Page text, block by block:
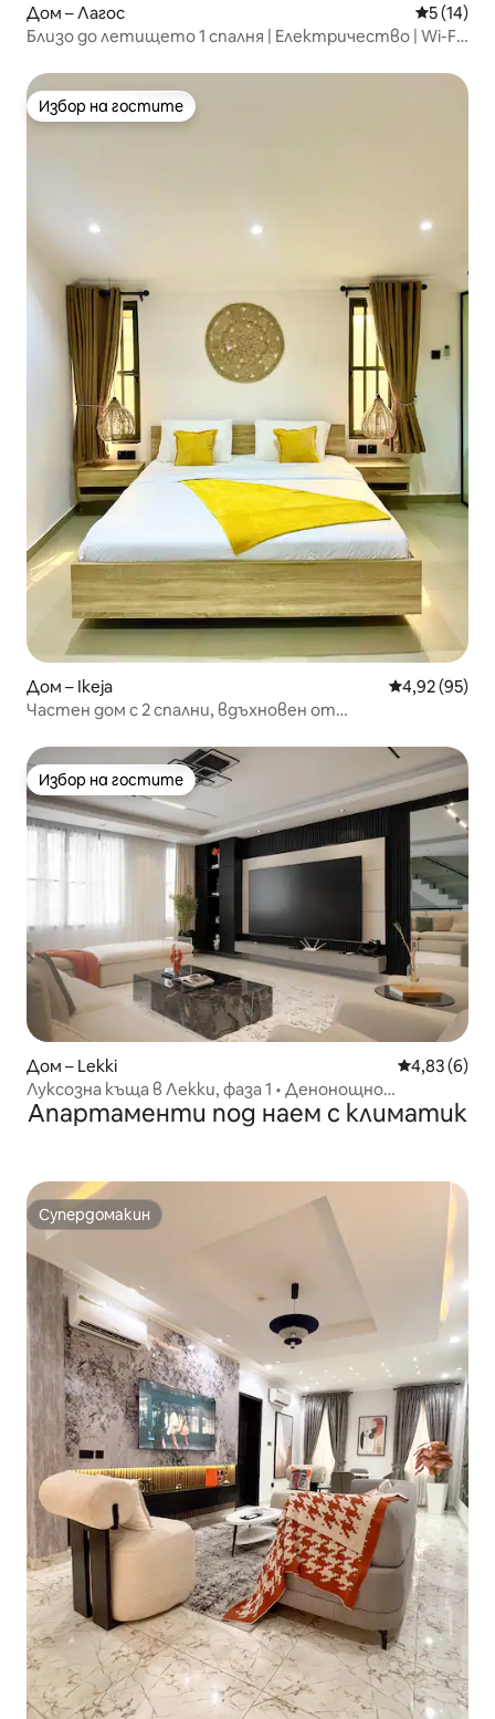
Дом – Лагос Средна
5 (14)
Близо до летището 1 спалня | Електричество | Wi-Fi |
Избор на гостите
Избор на гостите
Дом – Ikeja Средна
4,92 (95)
Частен дом с 2 спални, вдъхновен от
Избор на гостите
Избор на гостите
Дом – Lekki Средна
4,83 (6)
Луксозна къща в Лекки, фаза 1 • Денонощно
електрозахранване и охрана
Апартаменти под наем с климатик
Супердомакин
Супердомакин